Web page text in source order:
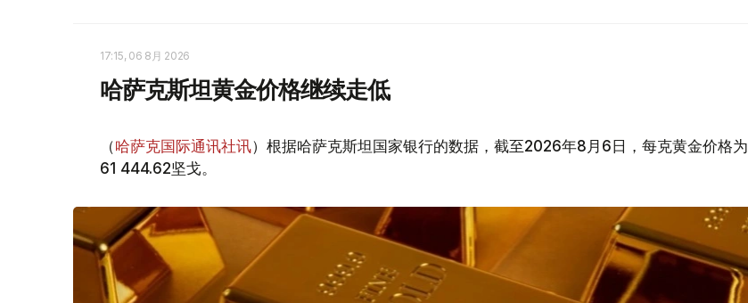
17:15, 06 8月 2026
哈萨克斯坦黄金价格继续走低
（哈萨克国际通讯社讯）根据哈萨克斯坦国家银行的数据，截至2026年8月6日，每克黄金价格为
61 444.62坚戈。